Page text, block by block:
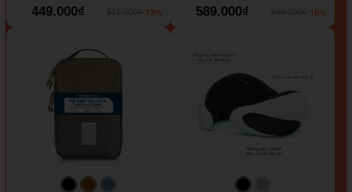
449.000₫
-13%
589.000₫
-16%